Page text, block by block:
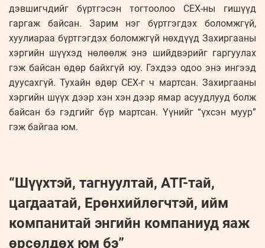
дэвшигчдийг бүртгэсэн тогтоолоо СЕХ-ны гишүүд
гаргаж байсан. Зарим нэг бүртгэгдэх боломжгүй,
хуулиараа бүртгэгдэх боломжгүй нөхдүүд Захиргааны
хэргийн шүүхэд нөлөөлж энэ шийдвэрийг гаргуулах
гэж байсан өдөр байхгүй юу. Гэхдээ одоо энэ ингээд
дуусахгүй. Тухайн өдөр СЕХ-г ч мартсан. Захиргааны
хэргийн шүүх дээр хэн хэн дээр ямар асуудлууд болж
байсан бэ гэдгийг бүр мартсан. Үүнийг “үхсэн муур”
гэж байгаа юм.
“Шүүхтэй, тагнуултай, АТГ-тай,
цагдаатай, Ерөнхийлөгчтэй, ийм
компанитай энгийн компаниуд яаж
өрсөлдөх юм бэ”